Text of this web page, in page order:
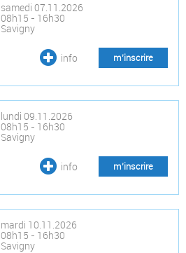
samedi 07.11.2026
08h15 - 16h30
Savigny
info m’inscrire
lundi 09.11.2026
08h15 - 16h30
Savigny
info m’inscrire
mardi 10.11.2026
08h15 - 16h30
Savigny